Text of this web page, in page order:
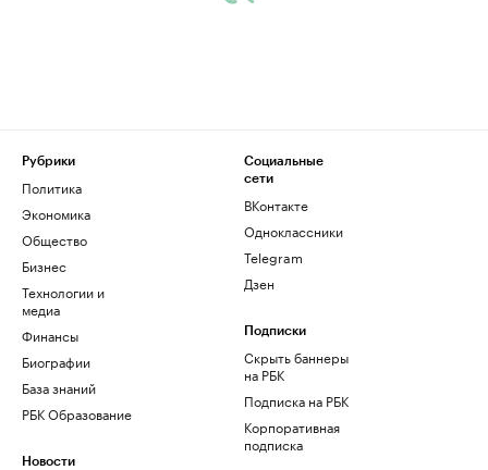
Рубрики
Политика
Экономика
Общество
Бизнес
Технологии и
медиа
Финансы
Биографии
База знаний
РБК Образование
Новости
Социальные
сети
ВКонтакте
Одноклассники
Telegram
Дзен
Подписки
Скрыть баннеры
на РБК
Подписка на РБК
Корпоративная
подписка